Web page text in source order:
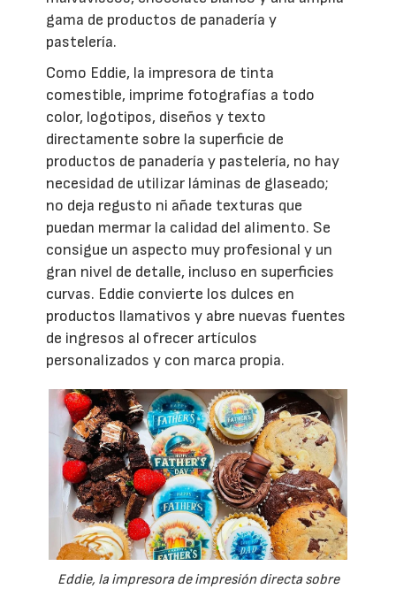
gama de productos de panadería y
pastelería.
Como Eddie, la impresora de tinta
comestible, imprime fotografías a todo
color, logotipos, diseños y texto
directamente sobre la superficie de
productos de panadería y pastelería, no hay
necesidad de utilizar láminas de glaseado;
no deja regusto ni añade texturas que
puedan mermar la calidad del alimento. Se
consigue un aspecto muy profesional y un
gran nivel de detalle, incluso en superficies
curvas. Eddie convierte los dulces en
productos llamativos y abre nuevas fuentes
de ingresos al ofrecer artículos
personalizados y con marca propia.
Eddie, la impresora de impresión directa sobre